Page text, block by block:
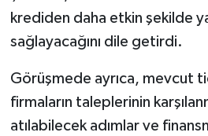
krediden daha etkin şekilde
sağlayacağını dile getirdi.
Görüşmede ayrıca, mevcut
firmaların taleplerinin
atılabilecek adımlar ve